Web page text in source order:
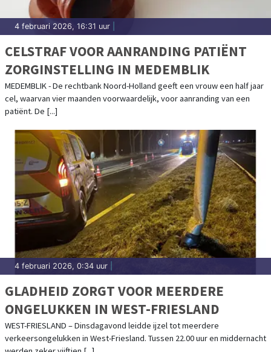
4 februari 2026, 16:31 uur
CELSTRAF VOOR AANRANDING PATIËNT
ZORGINSTELLING IN MEDEMBLIK
MEDEMBLIK - De rechtbank Noord-Holland geeft een vrouw een half jaar
cel, waarvan vier maanden voorwaardelijk, voor aanranding van een
patiënt. De [...]
4 februari 2026, 0:34 uur
GLADHEID ZORGT VOOR MEERDERE
ONGELUKKEN IN WEST-FRIESLAND
WEST-FRIESLAND – Dinsdagavond leidde ijzel tot meerdere
verkeersongelukken in West-Friesland. Tussen 22.00 uur en middernacht